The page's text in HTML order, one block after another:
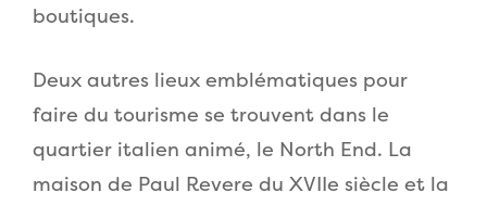
boutiques.
Deux autres lieux emblématiques pour
faire du tourisme se trouvent dans le
quartier italien animé, le North End. La
maison de Paul Revere du XVIIe siècle et la